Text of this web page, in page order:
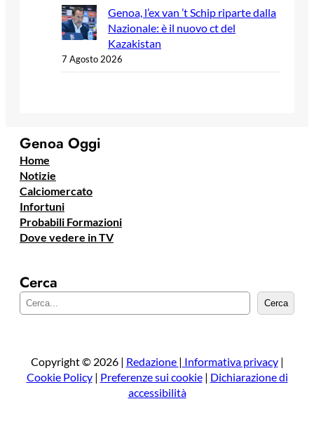
Genoa, l’ex van ’t Schip riparte dalla
Nazionale: è il nuovo ct del
Kazakistan
7 Agosto 2026
Genoa Oggi
Home
Notizie
Calciomercato
Infortuni
Probabili Formazioni
Dove vedere in TV
Cerca
e
a
Cerca
Copyright © 2026 | Redazione | Informativa privacy|
Cookie Policy| Preferenze sui cookie| Dichiarazione di
accessibilità